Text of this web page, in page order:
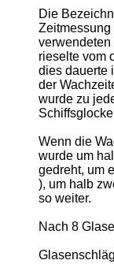
Die
rieselte vom
dies dauerte
der
wurde zu
Wenn die
wurde um
gedreht, um
), um halb
so weiter.
Nach 8